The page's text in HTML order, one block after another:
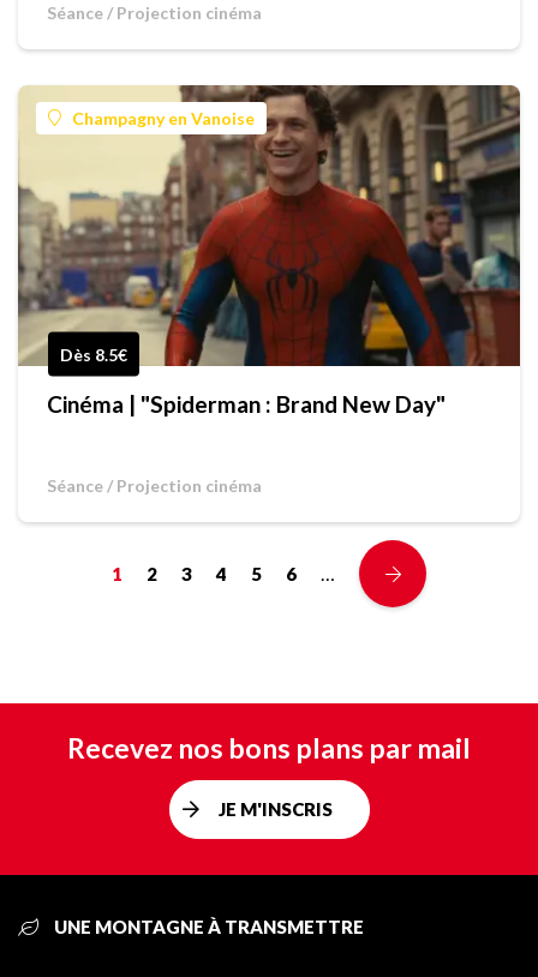
Séance / Projection cinéma
Champagny en Vanoise
Dès 8.5€
Cinéma | "Spiderman : Brand New Day"
Séance / Projection cinéma
1 2 3 4 5 6 …
Recevez nos bons plans par mail
JE M'INSCRIS
UNE MONTAGNE À TRANSMETTRE